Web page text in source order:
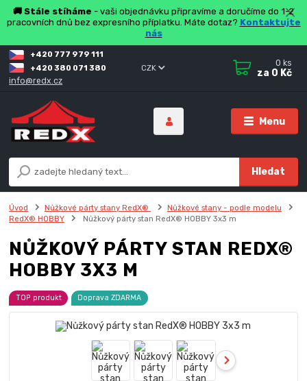
🚚 Stále stíháme - vaši objednávku připravíme a doručíme do 1-2
pracovních dnů bez expresního příplatku. Máte dotaz? Kontaktujte
nás
Menu
CZK
Hledat
+420 777 979 111
+420 380 071 380
info@redx.cz
0 ks
za 0 Kč
Úvod Nůžkové párty stany RedX®
Nůžkové stany - podle modelu
RedX® HOBBY
Nůžkový párty stan RedX® HOBBY 3x3 m
NŮŽKOVÝ PÁRTY STAN REDX®
HOBBY 3X3 M
TOP produkt Doprava ZDARMA